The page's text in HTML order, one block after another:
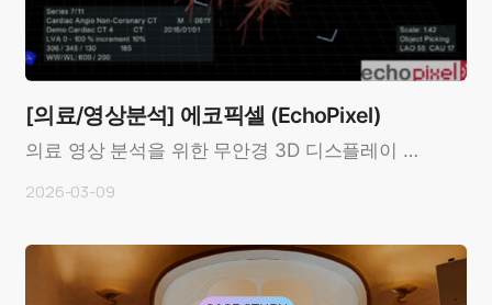
[의료/영상분석] 에코픽셀 (EchoPixel)
의료 영상 분석을 위한 무안경 3D 디스플레이 도
2026-03-09